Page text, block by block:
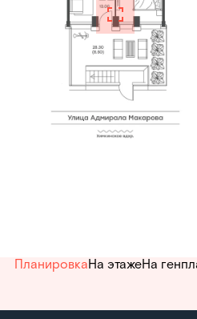
ПланировкаНа этажеНа